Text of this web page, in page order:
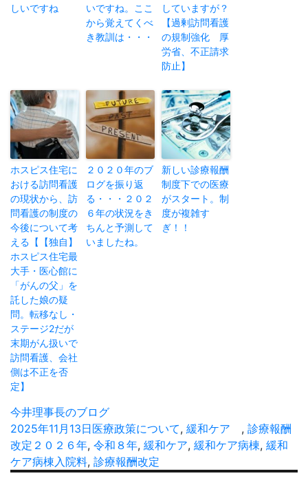
しいですね
いですね。ここ
から覚えてくべ
き教訓は・・・
していますが？
【過剰訪問看護
の規制強化 厚
労省、不正請求
防止】
ホスピス住宅に
おける訪問看護
の現状から、訪
問看護の制度の
今後について考
える【【独自】
ホスピス住宅最
大手・医心館に
「がんの父」を
託した娘の疑
問。転移なし・
ステージ2だが
末期がん扱いで
訪問看護、会社
側は不正を否
定】
２０２０年のブ
ログを振り返
る・・・２０２
６年の状況をき
ちんと予測して
いましたね。
新しい診療報酬
制度下での医療
がスタート。制
度が複雑す
ぎ！！
投
稿
者
今井理事長のブログ
投
稿
日:
2025年11月13日カ
テ
ゴ
医療政策について, 緩和ケア , 診療報酬
改定 タ
グ
２０２６年, 令和８年, 緩和ケア, 緩和ケア病棟, 緩和
ケア病棟入院料, 診療報酬改定